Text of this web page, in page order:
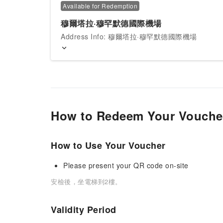
Available for Redemption
穆爾塔拉·穆罕默德國際機場
Address Info: 穆爾塔拉·穆罕默德國際機場
How to Redeem Your
How to Use Your Voucher
Please present your QR code on-site
安檢後，坐電梯到2樓。
Validity Period